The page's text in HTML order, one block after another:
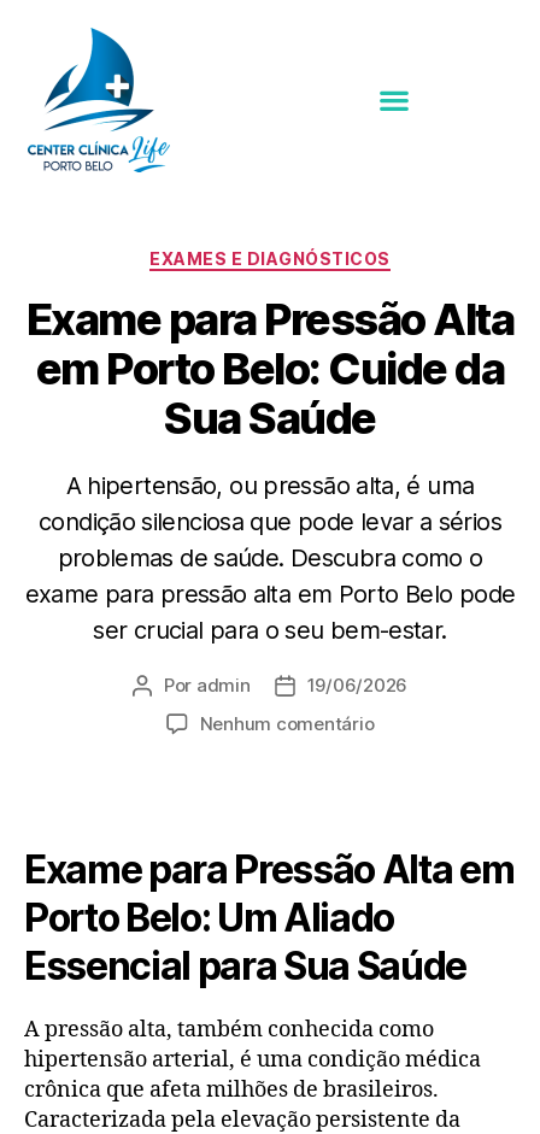
EXAMES E DIAGNÓSTICOS
Exame para Pressão Alta
em Porto Belo: Cuide da
Sua Saúde
A hipertensão, ou pressão alta, é uma
condição silenciosa que pode levar a sérios
problemas de saúde. Descubra como o
exame para pressão alta em Porto Belo pode
ser crucial para o seu bem-estar.
Por admin
19/06/2026
Nenhum comentário
Exame para Pressão Alta em
Porto Belo: Um Aliado
Essencial para Sua Saúde
A pressão alta, também conhecida como
hipertensão arterial, é uma condição médica
crônica que afeta milhões de brasileiros.
Caracterizada pela elevação persistente da